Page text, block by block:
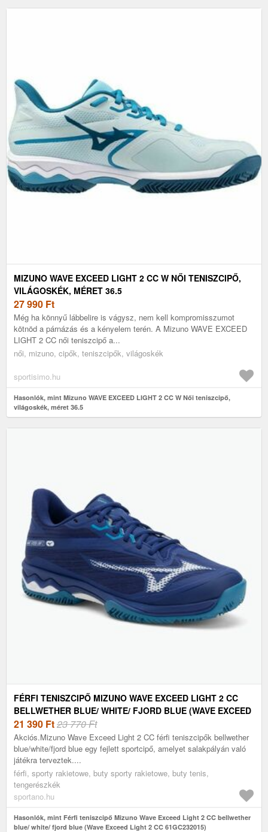
MIZUNO WAVE EXCEED LIGHT 2 CC W NŐI TENISZCIPŐ,
VILÁGOSKÉK, MÉRET 36.5
27 990 Ft
Még ha könnyű lábbelire is vágysz, nem kell kompromisszumot
kötnöd a párnázás és a kényelem terén. A Mizuno WAVE EXCEED
LIGHT 2 CC női teniszcipő a...
női, mizuno, cipők, teniszcipők, világoskék
sportisimo.hu
Hasonlók, mint Mizuno WAVE EXCEED LIGHT 2 CC W Női teniszcipő,
világoskék, méret 36.5
FÉRFI TENISZCIPŐ MIZUNO WAVE EXCEED LIGHT 2 CC
BELLWETHER BLUE/ WHITE/ FJORD BLUE (WAVE EXCEED
LIGHT 2 CC 61GC232015)
21 390 Ft23 770 Ft
Akciós.Mizuno Wave Exceed Light 2 CC férfi teniszcipők bellwether
blue/white/fjord blue egy fejlett sportcipő, amelyet salakpályán való
játékra terveztek....
férfi, sporty rakietowe, buty sporty rakietowe, buty tenis,
tengerészkék
sportano.hu
Hasonlók, mint Férfi teniszcipő Mizuno Wave Exceed Light 2 CC bellwether
blue/ white/ fjord blue (Wave Exceed Light 2 CC 61GC232015)